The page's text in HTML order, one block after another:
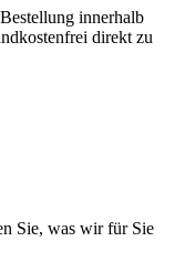
innerhalb
direkt zu
Sie, was wir für Sie